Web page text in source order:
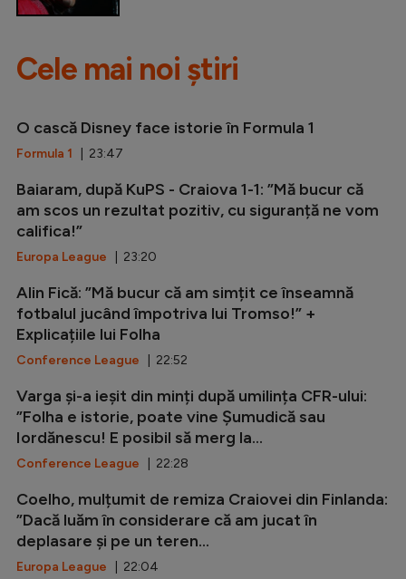
Cele mai noi știri
O cască Disney face istorie în Formula 1
Formula 1 | 23:47
Baiaram, după KuPS - Craiova 1-1: ”Mă bucur că
am scos un rezultat pozitiv, cu siguranță ne vom
califica!”
Europa League | 23:20
Alin Fică: ”Mă bucur că am simțit ce înseamnă
fotbalul jucând împotriva lui Tromso!” +
Explicațiile lui Folha
Conference League | 22:52
Varga și-a ieșit din minți după umilința CFR-ului:
”Folha e istorie, poate vine Șumudică sau
Iordănescu! E posibil să merg la...
Conference League | 22:28
Coelho, mulțumit de remiza Craiovei din Finlanda:
”Dacă luăm în considerare că am jucat în
deplasare și pe un teren...
Europa League | 22:04